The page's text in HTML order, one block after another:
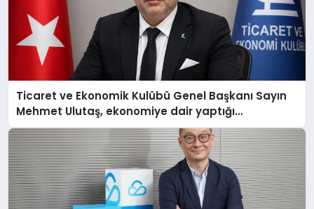
Ticaret ve Ekonomik Kulübü Genel Başkanı Sayın
Mehmet Ulutaş, ekonomiye dair yaptığı
açıklamada şunları kaydetti: